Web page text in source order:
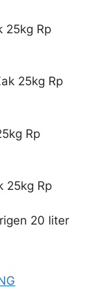
25kg Rp
25kg Rp
Rp
25kg Rp
20 liter